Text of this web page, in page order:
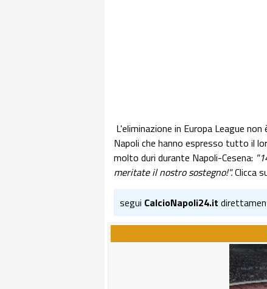
L'eliminazione in Europa League
Napoli che hanno espresso tutto il
molto duri durante Napoli-Cesena:
meritate il nostro sostegno!".Clicca
segui CalcioNapoli24.it